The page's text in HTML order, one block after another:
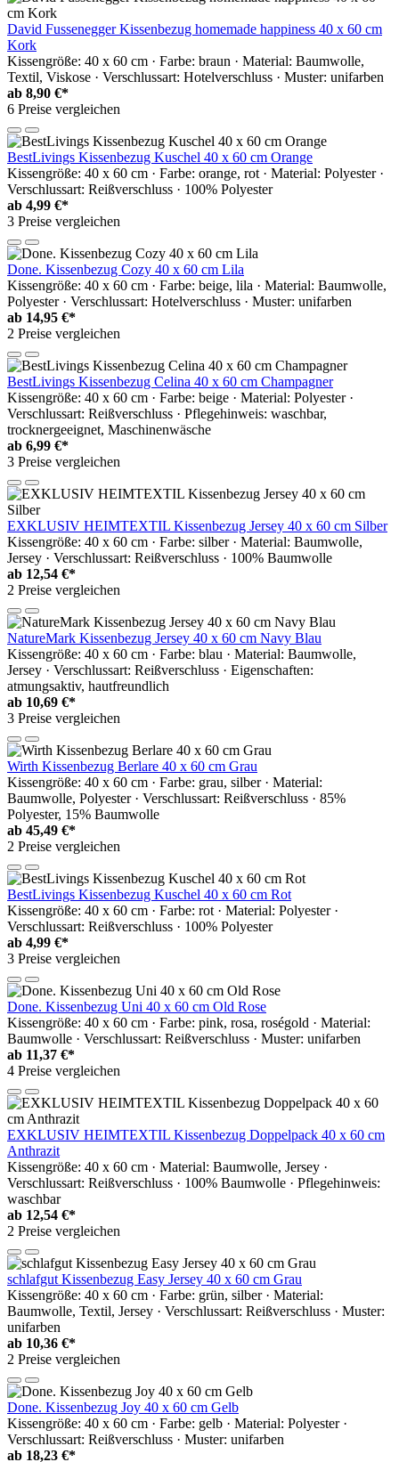
David Fussenegger Kissenbezug homemade happiness 40 x 60 cm
Kork
Kissengröße: 40 x 60 cm · Farbe: braun · Material: Baumwolle,
Textil, Viskose · Verschlussart: Hotelverschluss · Muster: unifarben
ab 8,90 €*
6 Preise vergleichen
BestLivings Kissenbezug Kuschel 40 x 60 cm Orange
Kissengröße: 40 x 60 cm · Farbe: orange, rot · Material: Polyester ·
Verschlussart: Reißverschluss · 100% Polyester
ab 4,99 €*
3 Preise vergleichen
Done. Kissenbezug Cozy 40 x 60 cm Lila
Kissengröße: 40 x 60 cm · Farbe: beige, lila · Material: Baumwolle,
Polyester · Verschlussart: Hotelverschluss · Muster: unifarben
ab 14,95 €*
2 Preise vergleichen
BestLivings Kissenbezug Celina 40 x 60 cm Champagner
Kissengröße: 40 x 60 cm · Farbe: beige · Material: Polyester ·
Verschlussart: Reißverschluss · Pflegehinweis: waschbar,
trocknergeeignet, Maschinenwäsche
ab 6,99 €*
3 Preise vergleichen
EXKLUSIV HEIMTEXTIL Kissenbezug Jersey 40 x 60 cm Silber
Kissengröße: 40 x 60 cm · Farbe: silber · Material: Baumwolle,
Jersey · Verschlussart: Reißverschluss · 100% Baumwolle
ab 12,54 €*
2 Preise vergleichen
NatureMark Kissenbezug Jersey 40 x 60 cm Navy Blau
Kissengröße: 40 x 60 cm · Farbe: blau · Material: Baumwolle,
Jersey · Verschlussart: Reißverschluss · Eigenschaften:
atmungsaktiv, hautfreundlich
ab 10,69 €*
3 Preise vergleichen
Wirth Kissenbezug Berlare 40 x 60 cm Grau
Kissengröße: 40 x 60 cm · Farbe: grau, silber · Material:
Baumwolle, Polyester · Verschlussart: Reißverschluss · 85%
Polyester, 15% Baumwolle
ab 45,49 €*
2 Preise vergleichen
BestLivings Kissenbezug Kuschel 40 x 60 cm Rot
Kissengröße: 40 x 60 cm · Farbe: rot · Material: Polyester ·
Verschlussart: Reißverschluss · 100% Polyester
ab 4,99 €*
3 Preise vergleichen
Done. Kissenbezug Uni 40 x 60 cm Old Rose
Kissengröße: 40 x 60 cm · Farbe: pink, rosa, roségold · Material:
Baumwolle · Verschlussart: Reißverschluss · Muster: unifarben
ab 11,37 €*
4 Preise vergleichen
EXKLUSIV HEIMTEXTIL Kissenbezug Doppelpack 40 x 60 cm
Anthrazit
Kissengröße: 40 x 60 cm · Material: Baumwolle, Jersey ·
Verschlussart: Reißverschluss · 100% Baumwolle · Pflegehinweis:
waschbar
ab 12,54 €*
2 Preise vergleichen
schlafgut Kissenbezug Easy Jersey 40 x 60 cm Grau
Kissengröße: 40 x 60 cm · Farbe: grün, silber · Material:
Baumwolle, Textil, Jersey · Verschlussart: Reißverschluss · Muster:
unifarben
ab 10,36 €*
2 Preise vergleichen
Done. Kissenbezug Joy 40 x 60 cm Gelb
Kissengröße: 40 x 60 cm · Farbe: gelb · Material: Polyester ·
Verschlussart: Reißverschluss · Muster: unifarben
ab 18,23 €*